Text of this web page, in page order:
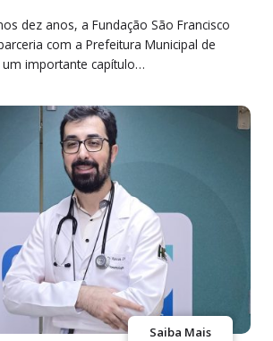
dez anos, a Fundação São Francisco
com a Prefeitura Municipal de
importante capítulo…
Saiba Mais